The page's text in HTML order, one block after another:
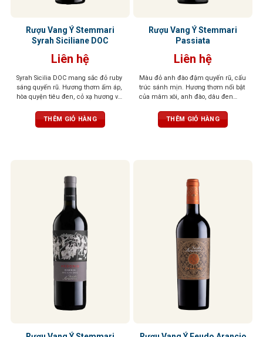
Rượu Vang Ý Stemmari
Syrah Siciliane DOC
Liên hệ
Syrah Sicilia DOC mang sắc đỏ ruby
sáng quyến rũ. Hương thơm ấm áp,
hòa quyện tiêu đen, cỏ xạ hương và
mịn như nhung, cân bằng, dễ chịu,
hậu vị dài, để lại ấn tượng tinh tế và
THÊM GIỎ HÀNG
Rượu Vang Ý Stemmari
Passiata
Liên hệ
Màu đỏ anh đào đậm quyến rũ, cấu
trúc sánh mịn. Hương thơm nổi bật
của mâm xôi, anh đào, dâu đen
đen cay nồng. Khi rượu “thở” trong
ly, tầng hương vani và thuốc lá tinh
THÊM GIỎ HÀNG